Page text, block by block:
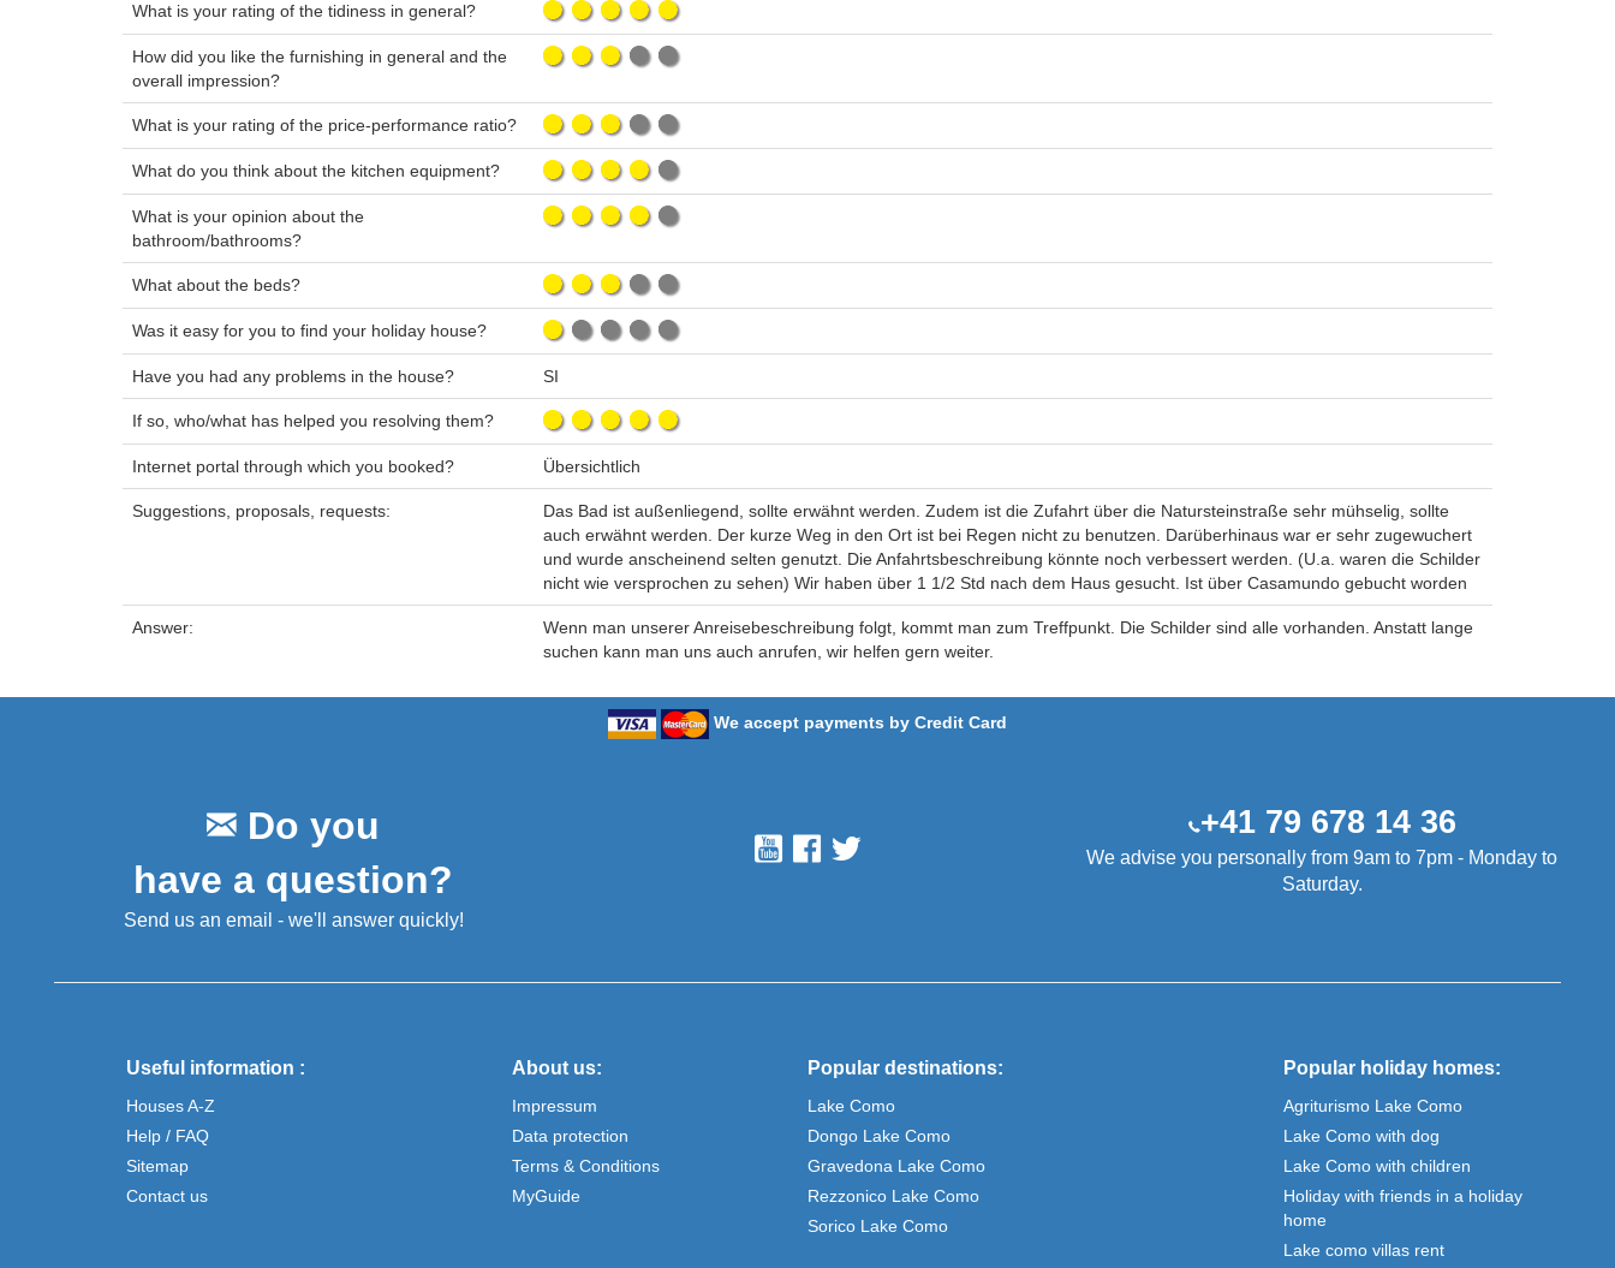
What is your rating of the tidiness in general?
How did you like the furnishing in general and the
overall impression?
What is your rating of the price-performance ratio?
What do you think about the kitchen equipment?
What is your opinion about the
bathroom/bathrooms?
What about the beds?
Was it easy for you to find your holiday house?
Have you had any problems in the house? SI
If so, who/what has helped you resolving them?
Internet portal through which you booked? Übersichtlich
Suggestions, proposals, requests:
Das Bad ist außenliegend, sollte erwähnt werden. Zudem ist die Zufahrt über die Natursteinstraße sehr mühselig, sollte
auch erwähnt werden. Der kurze Weg in den Ort ist bei Regen nicht zu benutzen. Darüberhinaus war er sehr zugewuchert
und wurde anscheinend selten genutzt. Die Anfahrtsbeschreibung könnte noch verbessert werden. (U.a. waren die Schilder
nicht wie versprochen zu sehen) Wir haben über 1 1/2 Std nach dem Haus gesucht. Ist über Casamundo gebucht worden
Answer:
Wenn man unserer Anreisebeschreibung folgt, kommt man zum Treffpunkt. Die Schilder sind alle vorhanden. Anstatt lange
suchen kann man uns auch anrufen, wir helfen gern weiter.
We accept payments by Credit Card
Do you
have a question?
Send us an email - we'll answer quickly!
+41 79 678 14 36
We advise you personally from 9am to 7pm - Monday to
Saturday.
Useful information :
Houses A-Z
Help / FAQ
Sitemap
Contact us
About us:
Impressum
Data protection
Terms & Conditions
MyGuide
Popular destinations:
Lake Como
Dongo Lake Como
Gravedona Lake Como
Rezzonico Lake Como
Sorico Lake Como
Popular holiday homes:
Agriturismo Lake Como
Lake Como with dog
Lake Como with children
Holiday with friends in a holiday
home
Lake como villas rent